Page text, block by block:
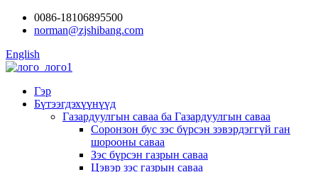
0086-18106895500
norman@zjshibang.com
English
Гэр
Бүтээгдэхүүнүүд
Газардуулгын саваа ба Газардуулгын саваа
Соронзон бус зэс бүрсэн зэвэрдэггүй ган
шорооны саваа
Зэс бүрсэн газрын саваа
Цэвэр зэс газрын саваа